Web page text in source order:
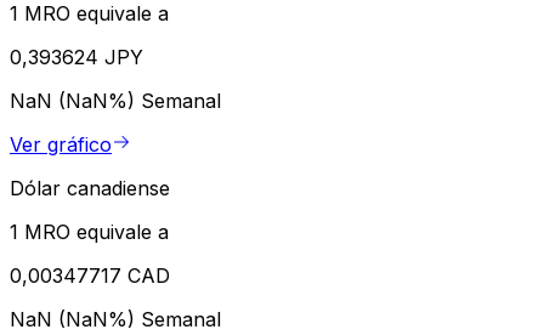
1 MRO equivale a
0,393624 JPY
NaN (NaN%) Semanal
Ver gráfico
Dólar canadiense
1 MRO equivale a
0,00347717 CAD
NaN (NaN%) Semanal